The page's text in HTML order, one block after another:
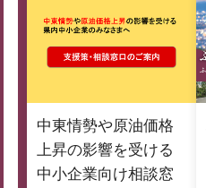
中東情勢や原油価格
上昇の影響を受ける
中小企業向け相談窓